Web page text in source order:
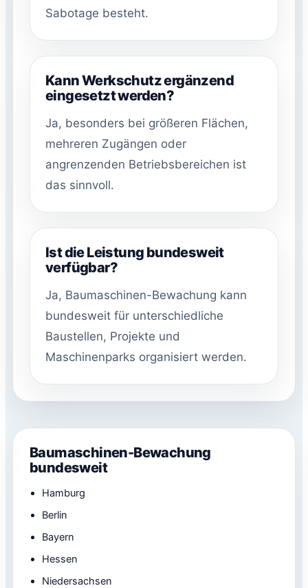
Sabotage besteht.
Kann Werkschutz ergänzend
eingesetzt werden?
Ja, besonders bei größeren Flächen,
mehreren Zugängen oder
angrenzenden Betriebsbereichen ist
das sinnvoll.
Ist die Leistung bundesweit
verfügbar?
Ja, Baumaschinen-Bewachung kann
bundesweit für unterschiedliche
Baustellen, Projekte und
Maschinenparks organisiert werden.
Baumaschinen-Bewachung
bundesweit
Hamburg
Berlin
Bayern
Hessen
Niedersachsen